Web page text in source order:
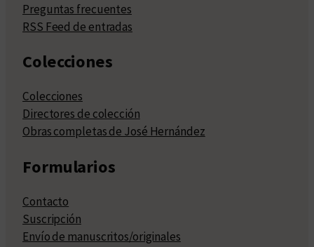
Preguntas frecuentes
RSS Feed de entradas
Colecciones
Colecciones
Directores de colección
Obras completas de José Hernández
Formularios
Contacto
Suscripción
Envío de manuscritos/originales